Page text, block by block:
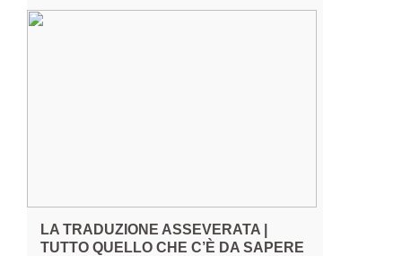
LA TRADUZIONE ASSEVERATA |
TUTTO QUELLO CHE C’È DA SAPERE